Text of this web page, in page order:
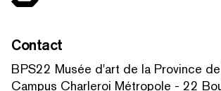
Contact
BPS22 Musée d'art de la Province
Campus Charleroi Métropole - 22